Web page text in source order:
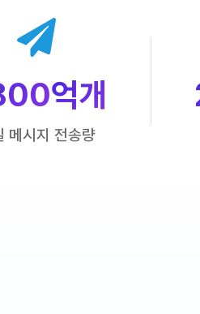
억개
메시지 전송량